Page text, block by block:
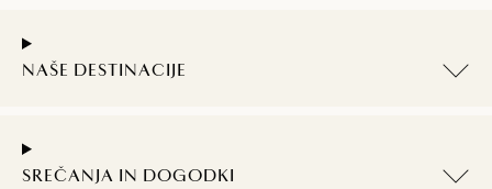
NAŠE DESTINACIJE
SREČANJA IN DOGODKI